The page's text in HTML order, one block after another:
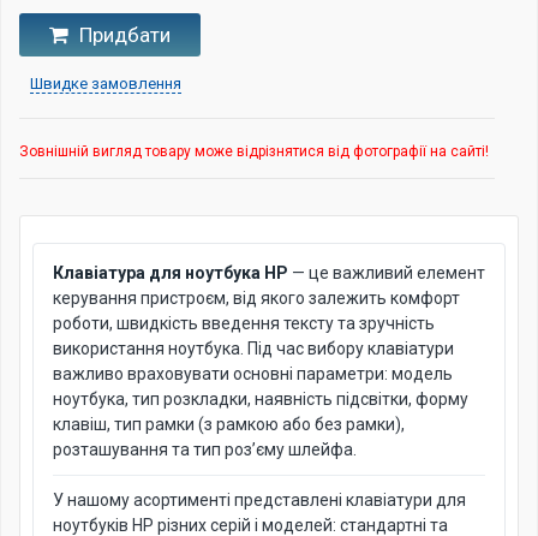
Придбати
Швидке замовлення
Зовнішній вигляд товару може відрізнятися від фотографії на сайті!
Клавіатура для ноутбука HP — це важливий елемент
керування пристроєм, від якого залежить комфорт
роботи, швидкість введення тексту та зручність
використання ноутбука. Під час вибору клавіатури
важливо враховувати основні параметри: модель
ноутбука, тип розкладки, наявність підсвітки, форму
клавіш, тип рамки (з рамкою або без рамки),
розташування та тип роз’єму шлейфа.
У нашому асортименті представлені клавіатури для
ноутбуків HP різних серій і моделей: стандартні та